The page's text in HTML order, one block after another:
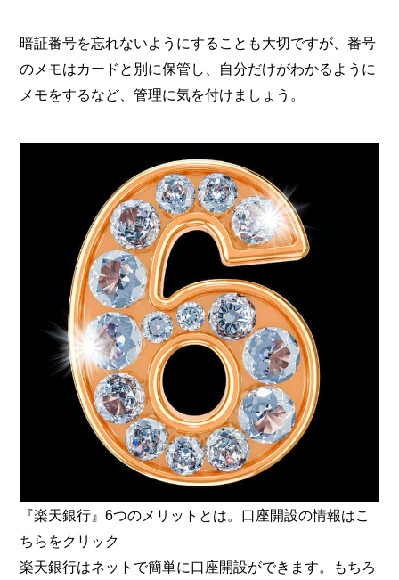
暗証番号を忘れないようにすることも大切ですが、番号
のメモはカードと別に保管し、自分だけがわかるように
メモをするなど、管理に気を付けましょう。
『楽天銀行』6つのメリットとは。口座開設の情報はこ
ちらをクリック
楽天銀行はネットで簡単に口座開設ができます。もちろ